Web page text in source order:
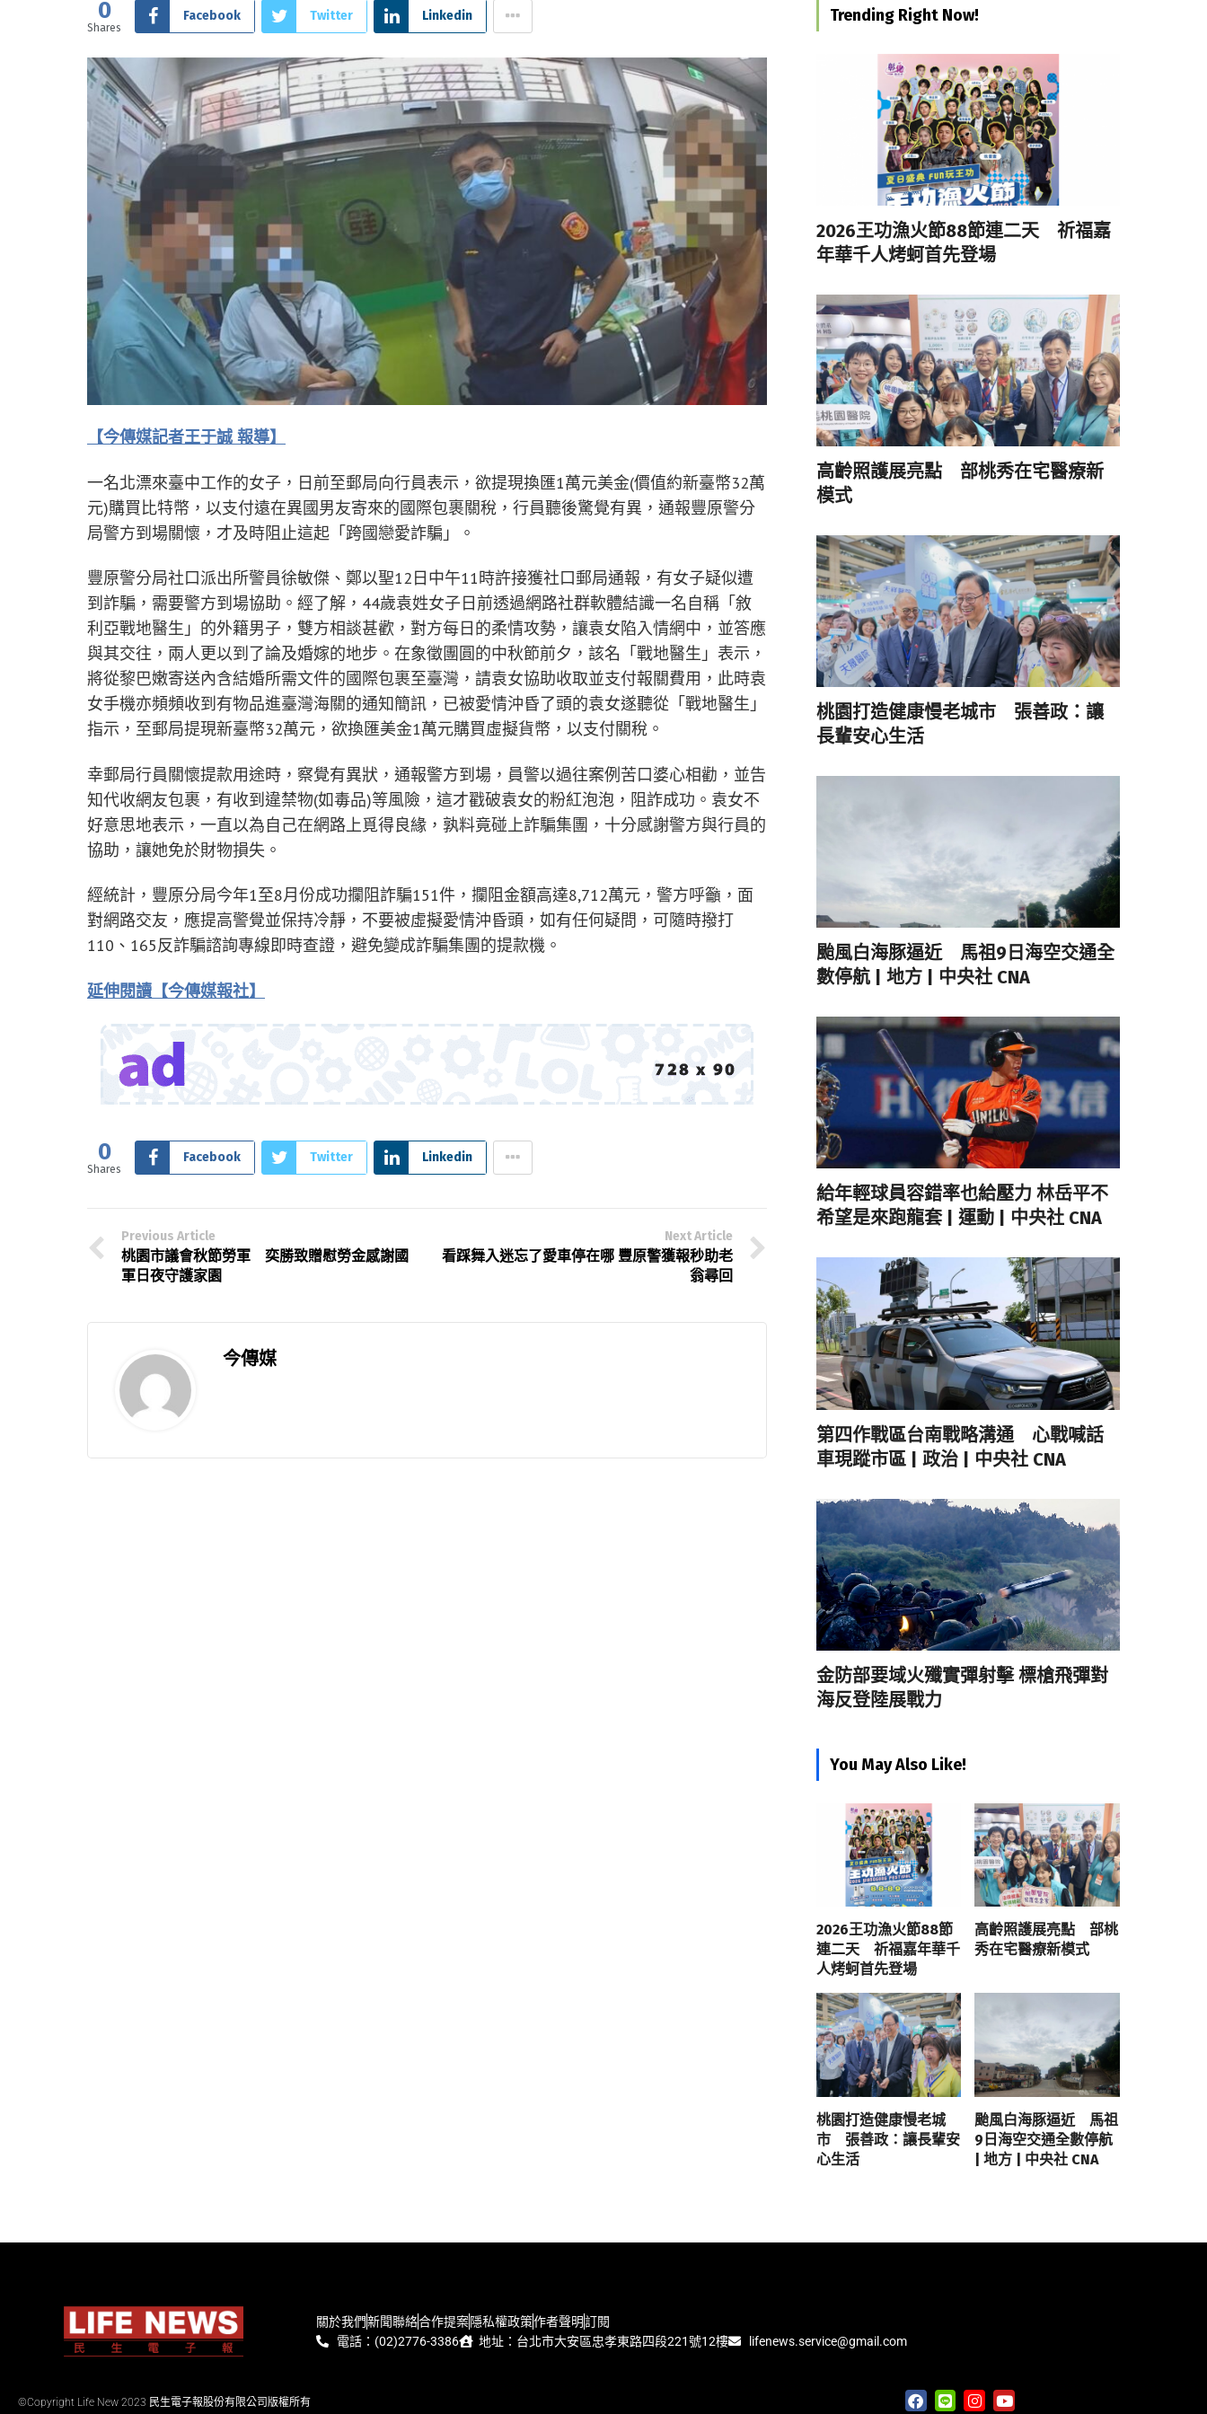
0
Shares
Facebook Twitter Linkedin
【今傳媒記者王于誠 報導】
一名北漂來臺中工作的女子，日前至郵局向行員表示，欲提現換匯1萬元美金(價值約新臺幣32萬
元)購買比特幣，以支付遠在異國男友寄來的國際包裹關稅，行員聽後驚覺有異，通報豐原警分
局警方到場關懷，才及時阻止這起「跨國戀愛詐騙」。
豐原警分局社口派出所警員徐敏傑、鄭以聖12日中午11時許接獲社口郵局通報，有女子疑似遭
到詐騙，需要警方到場協助。經了解，44歲袁姓女子日前透過網路社群軟體結識一名自稱「敘
利亞戰地醫生」的外籍男子，雙方相談甚歡，對方每日的柔情攻勢，讓袁女陷入情網中，並答應
與其交往，兩人更以到了論及婚嫁的地步。在象徵團圓的中秋節前夕，該名「戰地醫生」表示，
將從黎巴嫩寄送內含結婚所需文件的國際包裹至臺灣，請袁女協助收取並支付報關費用，此時袁
女手機亦頻頻收到有物品進臺灣海關的通知簡訊，已被愛情沖昏了頭的袁女遂聽從「戰地醫生」
指示，至郵局提現新臺幣32萬元，欲換匯美金1萬元購買虛擬貨幣，以支付關稅。
幸郵局行員關懷提款用途時，察覺有異狀，通報警方到場，員警以過往案例苦口婆心相勸，並告
知代收網友包裹，有收到違禁物(如毒品)等風險，這才戳破袁女的粉紅泡泡，阻詐成功。袁女不
好意思地表示，一直以為自己在網路上覓得良緣，孰料竟碰上詐騙集團，十分感謝警方與行員的
協助，讓她免於財物損失。
經統計，豐原分局今年1至8月份成功攔阻詐騙151件，攔阻金額高達8,712萬元，警方呼籲，面
對網路交友，應提高警覺並保持冷靜，不要被虛擬愛情沖昏頭，如有任何疑問，可隨時撥打
110、165反詐騙諮詢專線即時查證，避免變成詐騙集團的提款機。
延伸閱讀【今傳媒報社】
0
Shares
Facebook Twitter Linkedin
Previous Article
桃園市議會秋節勞軍 奕勝致贈慰勞金感謝國
軍日夜守護家園
Next Article
看踩舞入迷忘了愛車停在哪 豐原警獲報秒助老
翁尋回
今傳媒
Trending Right Now!
2026王功漁火節88節連二天 祈福嘉
年華千人烤蚵首先登場
高齡照護展亮點 部桃秀在宅醫療新
模式
桃園打造健康慢老城市 張善政：讓
長輩安心生活
颱風白海豚逼近 馬祖9日海空交通全
數停航 | 地方 | 中央社 CNA
給年輕球員容錯率也給壓力 林岳平不
希望是來跑龍套 | 運動 | 中央社 CNA
第四作戰區台南戰略溝通 心戰喊話
車現蹤市區 | 政治 | 中央社 CNA
金防部要域火殲實彈射擊 標槍飛彈對
海反登陸展戰力
You May Also Like!
2026王功漁火節88節
連二天 祈福嘉年華千
人烤蚵首先登場
高齡照護展亮點 部桃
秀在宅醫療新模式
桃園打造健康慢老城
市 張善政：讓長輩安
心生活
颱風白海豚逼近 馬祖
9日海空交通全數停航
| 地方 | 中央社 CNA
關於我們新聞聯絡合作提案隱私權政策作者聲明訂閱
電話：(02)2776-3386
地址：台北市大安區忠孝東路四段221號12樓 lifenews.service@gmail.com
©Copyright Life New 2023 民生電子報股份有限公司版權所有